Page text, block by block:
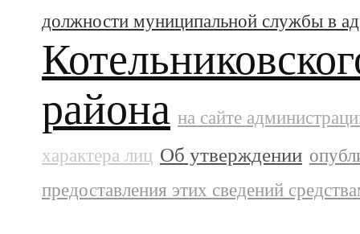
должности муниципальной службы в
района на сайте
характера лиц Об утверждении
предоставления этих сведений